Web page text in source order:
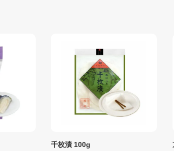
千枚漬 100g